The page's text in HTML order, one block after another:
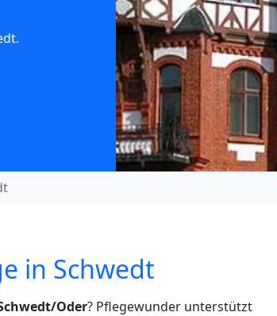
in Schwedt
Oder? Pflegewunder unterstützt